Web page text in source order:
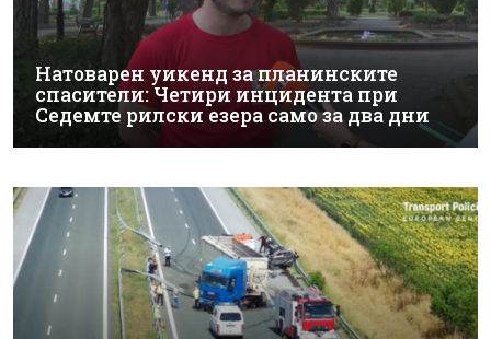
Натоварен уикенд за планинските
спасители: Четири инцидента при
Седемте рилски езера само за два дни